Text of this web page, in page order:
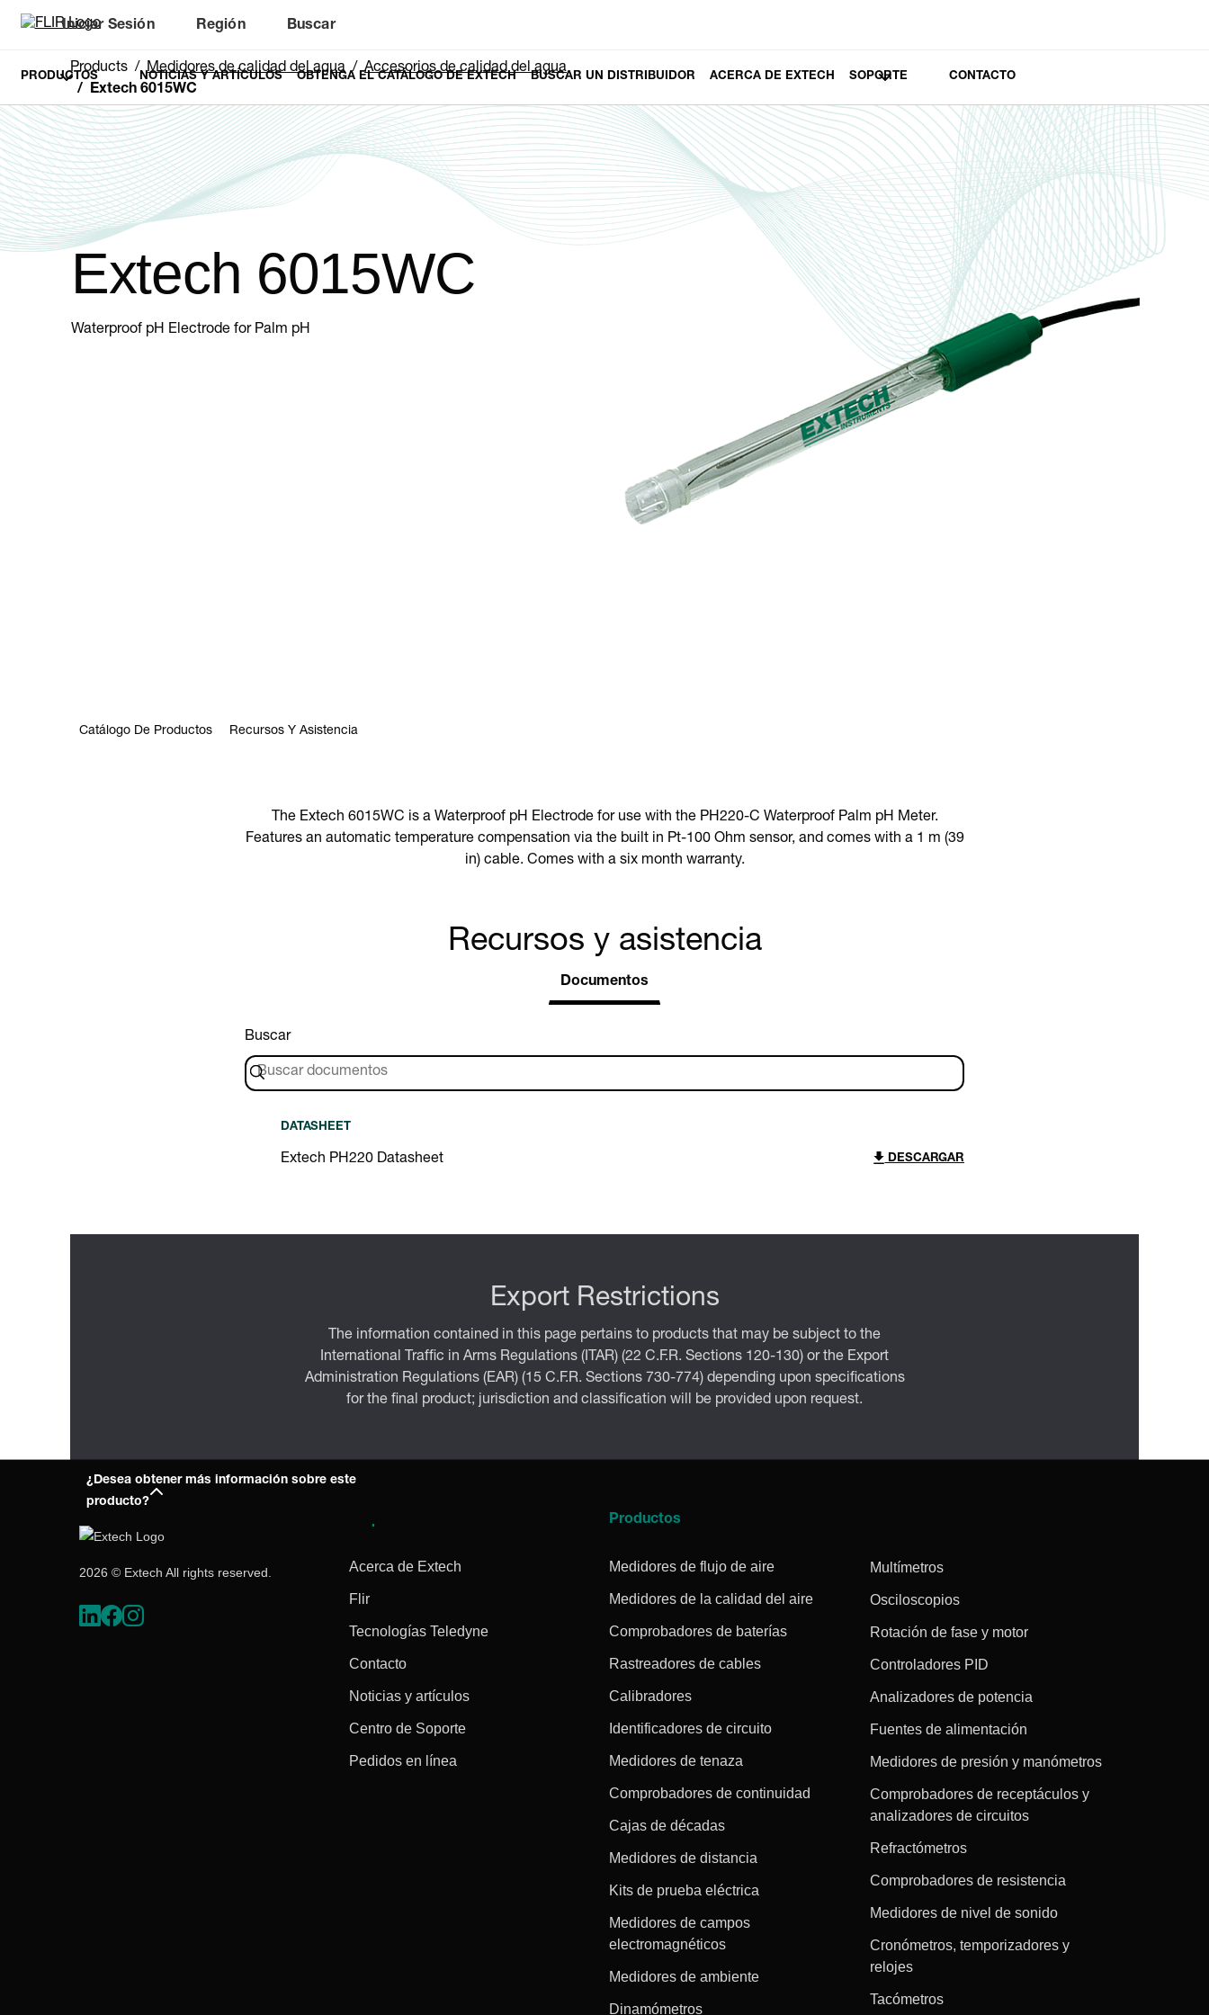
Iniciar Sesión Región Buscar
PRODUCTOS NOTICIAS Y ARTÍCULOS OBTENGA EL CATÁLOGO DE EXTECH BUSCAR UN DISTRIBUIDOR ACERCA DE EXTECH SOPORTE CONTACTO
Products Medidores de calidad del agua
Accesorios de calidad del agua
Extech 6015WC
Extech 6015WC
Waterproof pH Electrode for Palm pH
Catálogo De Productos Recursos Y Asistencia
The Extech 6015WC is a Waterproof pH Electrode for use with the PH220-C Waterproof Palm pH Meter.
Features an automatic temperature compensation via the built in Pt-100 Ohm sensor, and comes with a 1 m (39
in) cable. Comes with a six month warranty.
Recursos y asistencia
Documentos
Buscar
DATASHEET
Extech PH220 Datasheet DESCARGAR
Export Restrictions
The information contained in this page pertains to products that may be subject to the
International Traffic in Arms Regulations (ITAR) (22 C.F.R. Sections 120-130) or the Export
Administration Regulations (EAR) (15 C.F.R. Sections 730-774) depending upon specifications
for the final product; jurisdiction and classification will be provided upon request.
¿Desea obtener más información sobre este
producto?
2026 © Extech All rights reserved. Acerca de Extech
Flir
Tecnologías Teledyne
Contacto
Noticias y artículos
Centro de Soporte
Pedidos en línea
Productos
Medidores de flujo de aire
Medidores de la calidad del aire
Comprobadores de baterías
Rastreadores de cables
Calibradores
Identificadores de circuito
Medidores de tenaza
Comprobadores de continuidad
Cajas de décadas
Medidores de distancia
Kits de prueba eléctrica
Medidores de campos
electromagnéticos
Medidores de ambiente
Dinamómetros
Multímetros
Osciloscopios
Rotación de fase y motor
Controladores PID
Analizadores de potencia
Fuentes de alimentación
Medidores de presión y manómetros
Comprobadores de receptáculos y
analizadores de circuitos
Refractómetros
Comprobadores de resistencia
Medidores de nivel de sonido
Cronómetros, temporizadores y
relojes
Tacómetros